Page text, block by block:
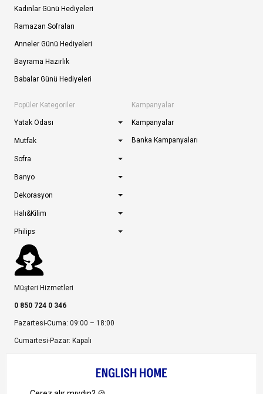
Kadınlar Günü Hediyeleri
Ramazan Sofraları
Anneler Günü Hediyeleri
Bayrama Hazırlık
Babalar Günü Hediyeleri
Popüler Kategoriler
Yatak Odası
Mutfak
Sofra
Banyo
Dekorasyon
Halı&Kilim
Philips
Kampanyalar
Kampanyalar
Banka Kampanyaları
Müşteri Hizmetleri
0 850 724 0 346
Pazartesi-Cuma: 09:00 – 18:00
Cumartesi-Pazar: Kapalı